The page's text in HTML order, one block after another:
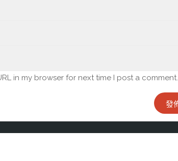
in my browser for next time I post a comment.